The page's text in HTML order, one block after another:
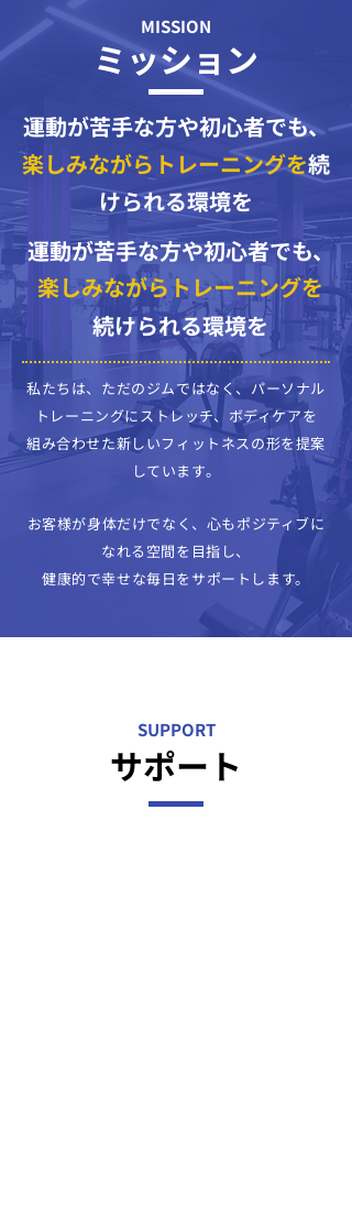
MISSION
ミッション
運動が苦手な方や初心者でも、
楽しみながらトレーニングを続
けられる環境を
運動が苦手な方や初心者でも、
楽しみながらトレーニングを
続けられる環境を
私たちは、ただのジムではなく、パーソナル
トレーニングにストレッチ、ボディケアを
組み合わせた新しいフィットネスの形を提案
しています。
お客様が身体だけでなく、心もポジティブに
なれる空間を目指し、
健康的で幸せな毎日をサポートします。
SUPPORT
サポート